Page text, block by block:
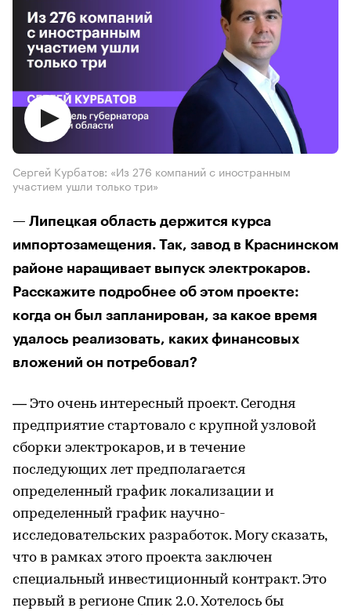
Сергей Курбатов: «Из 276 компаний с иностранным
участием ушли только три»
— Липецкая область держится курса
импортозамещения. Так, завод в Краснинском
районе наращивает выпуск электрокаров.
Расскажите подробнее об этом проекте:
когда он был запланирован, за какое время
удалось реализовать, каких финансовых
вложений он потребовал?
— Это очень интересный проект. Сегодня
предприятие стартовало с крупной узловой
сборки электрокаров, и в течение
последующих лет предполагается
определенный график локализации и
определенный график научно-
исследовательских разработок. Могу сказать,
что в рамках этого проекта заключен
специальный инвестиционный контракт. Это
первый в регионе Спик 2.0. Хотелось бы